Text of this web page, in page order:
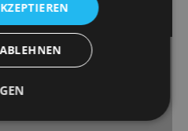
Konzert startet die